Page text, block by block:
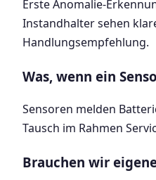
Erste Anomalie-
Instandhalter sehen
Handlungsempfehlung.
Was, wenn ein
Sensoren melden
Tausch im Rahmen
Brauchen wir